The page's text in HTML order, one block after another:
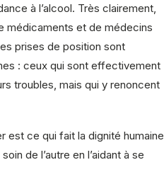
à l’alcool. Très clairement,
médicaments et de médecins
prises de position sont
: ceux qui sont effectivement
troubles, mais qui y renoncent
est ce qui fait la dignité humaine
de l’autre en l’aidant à se